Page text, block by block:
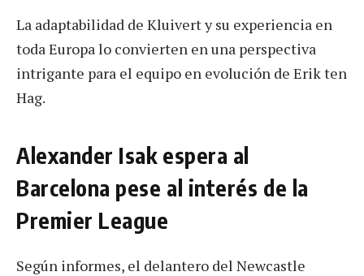
La adaptabilidad de Kluivert y su experiencia en
toda Europa lo convierten en una perspectiva
intrigante para el equipo en evolución de Erik ten
Hag.
Alexander Isak espera al
Barcelona pese al interés de la
Premier League
Según informes, el delantero del Newcastle